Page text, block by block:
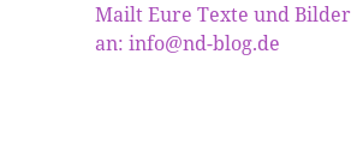
Mailt Eure Texte und Bilder
an: info@nd-blog.de